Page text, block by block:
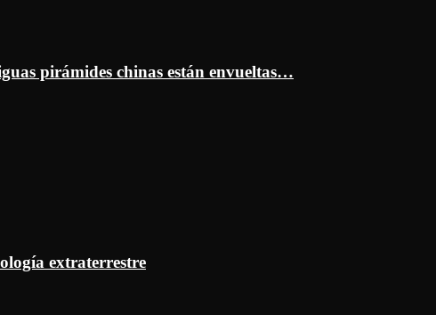
pirámides chinas están envueltas…
extraterrestre